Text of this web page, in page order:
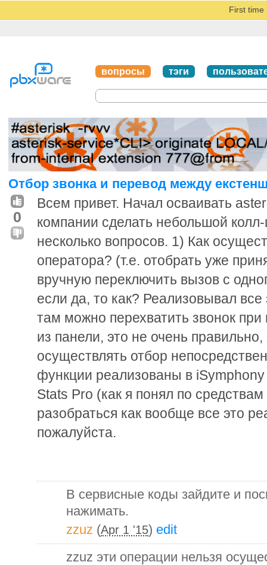
First time
вопросы тэги
Отбор звонка и перевод между
0
Всем привет. Начал осваивать
компании сделать небольшой
несколько вопросов. 1) Как
оператора? (т.е. отобрать уже
вручную переключить вызов с
если да, то как? Реализовывал все
там можно перехватить звонок при
из панели, это не очень
осуществлять отбор
функции реализованы в
Stats Pro (как я понял по
разобраться как вообще все это
пожалуйста.
В сервисные коды зайдите и
нажимать.
zzuz (Apr 1 '15) edit
zzuz эти операции нельзя